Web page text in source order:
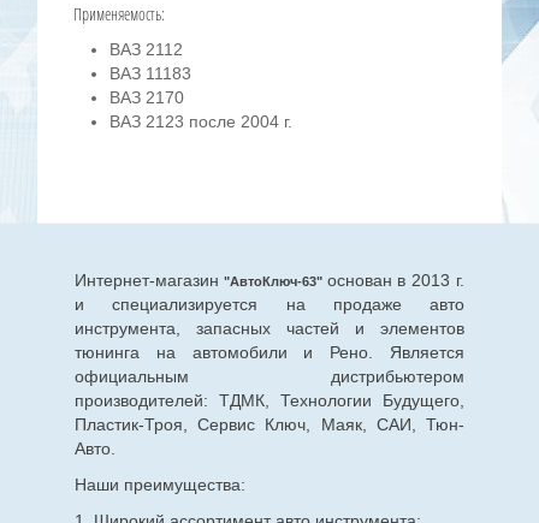
Применяемость:
ВАЗ 2112
ВАЗ 11183
ВАЗ 2170
ВАЗ 2123 после 2004 г.
Интернет-магазин "АвтоКлюч-63" основан в 2013 г.
и специализируется на продаже авто
инструмента, запасных частей и элементов
тюнинга на автомобили и Рено. Является
официальным дистрибьютером
производителей: ТДМК, Технологии Будущего,
Пластик-Троя, Сервис Ключ, Маяк, САИ, Тюн-
Авто.
Наши преимущества: